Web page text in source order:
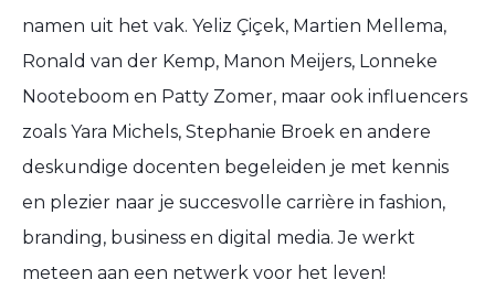
namen uit het vak. Yeliz Çiçek, Martien Mellema,
Ronald van der Kemp, Manon Meijers, Lonneke
Nooteboom en Patty Zomer, maar ook influencers
zoals Yara Michels, Stephanie Broek en andere
deskundige docenten begeleiden je met kennis
en plezier naar je succesvolle carrière in fashion,
branding, business en digital media. Je werkt
meteen aan een netwerk voor het leven!